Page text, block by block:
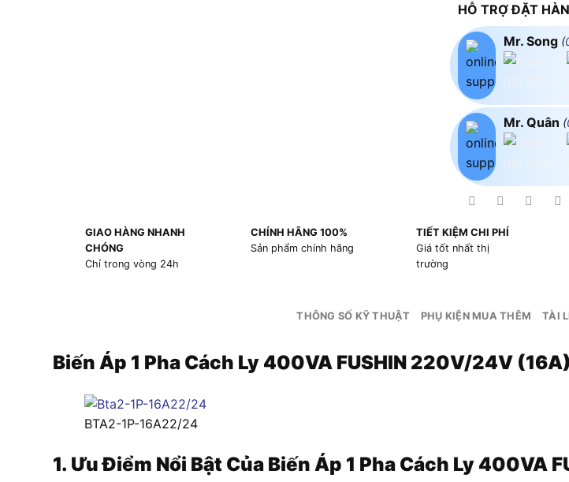
HỖ TRỢ ĐẶT
Mr. Song (
Mr. Quân (
GIAO HÀNG NHANH
CHÓNG
Chỉ trong vòng 24h
CHÍNH HÃNG 100%
Sản phẩm chính hãng
TIẾT KIỆM CHI PHÍ
Giá tốt nhất thị
trường
THÔNG SỐ KỸ THUẬT PHỤ KIỆN MUA THÊM TÀI
Biến Áp 1 Pha Cách Ly 400VA FUSHIN 220V/24V
BTA2-1P-16A22/24
1. Ưu Điểm Nổi Bật Của Biến Áp 1 Pha Cách Ly